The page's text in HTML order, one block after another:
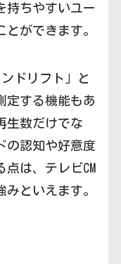
持ちやすいユー
ができます。
ドリフト」と
定する機能もあ
生数だけでな
の認知や好意度
は、テレビCM
といえます。